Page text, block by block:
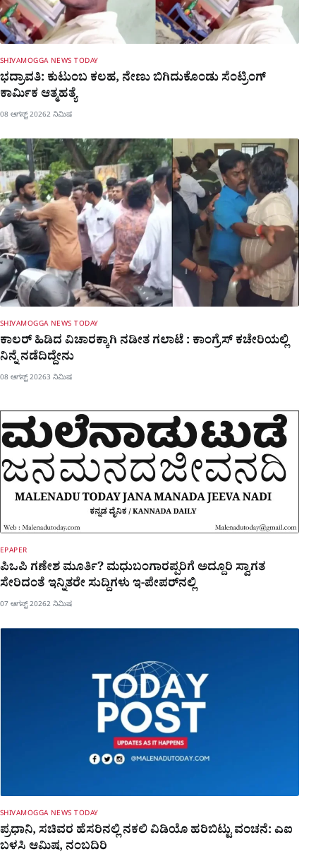
SHIVAMOGGA NEWS TODAY
ಭದ್ರಾವತಿ: ಕುಟುಂಬ ಕಲಹ, ನೇಣು ಬಿಗಿದುಕೊಂಡು ಸೆಂಟ್ರಿಂಗ್​
ಕಾರ್ಮಿಕ ಆತ್ಮಹತ್ಯೆ
08 ಆಗಸ್ಟ್ 20262 ನಿಮಿಷ
SHIVAMOGGA NEWS TODAY
ಕಾಲರ್​​​ ಹಿಡಿದ ವಿಚಾರಕ್ಕಾಗಿ ನಡೀತ ಗಲಾಟೆ : ಕಾಂಗ್ರೆಸ್​ ಕಚೇರಿಯಲ್ಲಿ
ನಿನ್ನೆ ನಡೆದಿದ್ದೇನು
08 ಆಗಸ್ಟ್ 20263 ನಿಮಿಷ
EPAPER
ಪಿಒಪಿ ಗಣೇಶ ಮೂರ್ತಿ? ಮಧುಬಂಗಾರಪ್ಪರಿಗೆ ಅದ್ದೂರಿ ಸ್ವಾಗತ
ಸೇರಿದಂತೆ ಇನ್ನಿತರೇ ಸುದ್ದಿಗಳು ಇ-ಪೇಪರ್​ನಲ್ಲಿ
07 ಆಗಸ್ಟ್ 20262 ನಿಮಿಷ
SHIVAMOGGA NEWS TODAY
ಪ್ರಧಾನಿ, ಸಚಿವರ ಹೆಸರಿನಲ್ಲಿ ನಕಲಿ ವಿಡಿಯೊ ಹರಿಬಿಟ್ಟು ವಂಚನೆ: ಎಐ
ಬಳಸಿ ಆಮಿಷ, ನಂಬದಿರಿ